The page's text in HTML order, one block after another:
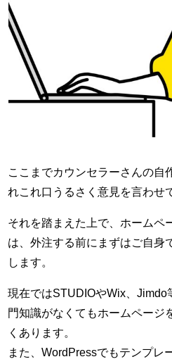
ここまでカウンセラーさんの自
れこれ口うるさく意見を言わせ
それを踏まえた上で、ホームペ
は、外注する前にまずはご自身
します。
現在ではSTUDIOやWix、Jimdo
門知識がなくてもホームページ
くあります。
また、WordPressでもテンプレ